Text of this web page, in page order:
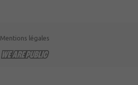
Mentions légales